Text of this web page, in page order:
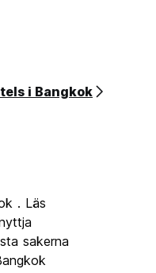
i Bangkok
. Läs
sakerna